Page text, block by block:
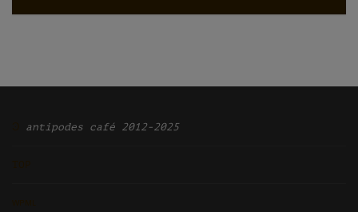
antipodes café 2012-2025